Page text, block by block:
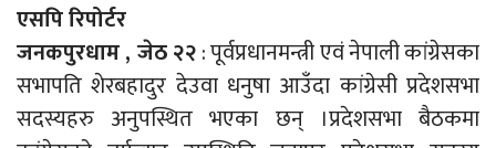
एसपि रिपोर्टर
जनकपुरधाम , जेठ २२: पूर्वप्रधानमन्त्री एवं नेपाली कांग्रेसका
सभापति शेरबहादुर देउवा धनुषा आउँदा कांग्रेसी प्रदेशसभा
सदस्यहरु अनुपस्थित भएका छन् ।प्रदेशसभा बैठकमा